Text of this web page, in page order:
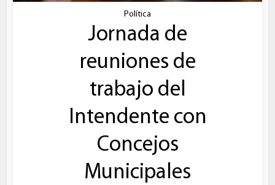
Política
Jornada de
reuniones de
trabajo del
Intendente con
Concejos
Municipales